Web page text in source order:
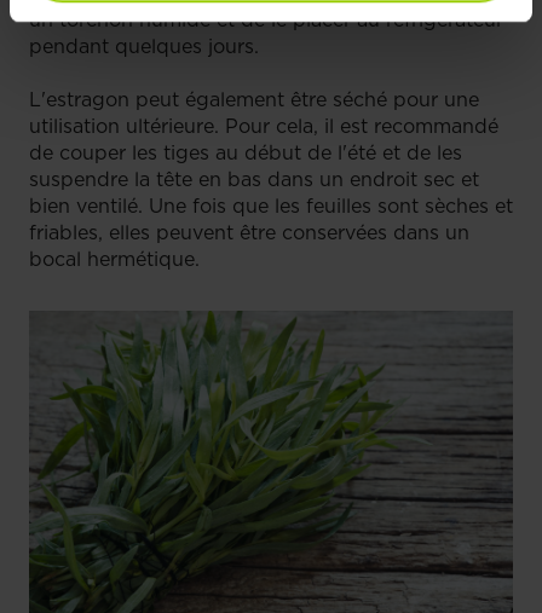
un torchon humide et de le placer au réfrigérateur
pendant quelques jours.
L'estragon peut également être séché pour une
utilisation ultérieure. Pour cela, il est recommandé
de couper les tiges au début de l'été et de les
suspendre la tête en bas dans un endroit sec et
bien ventilé. Une fois que les feuilles sont sèches et
friables, elles peuvent être conservées dans un
bocal hermétique.